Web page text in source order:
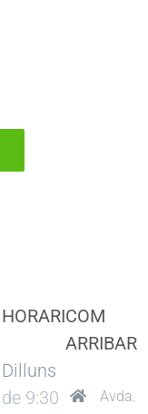
HORARI
Dilluns
de 9:30
COM
ARRIBAR
Avda.